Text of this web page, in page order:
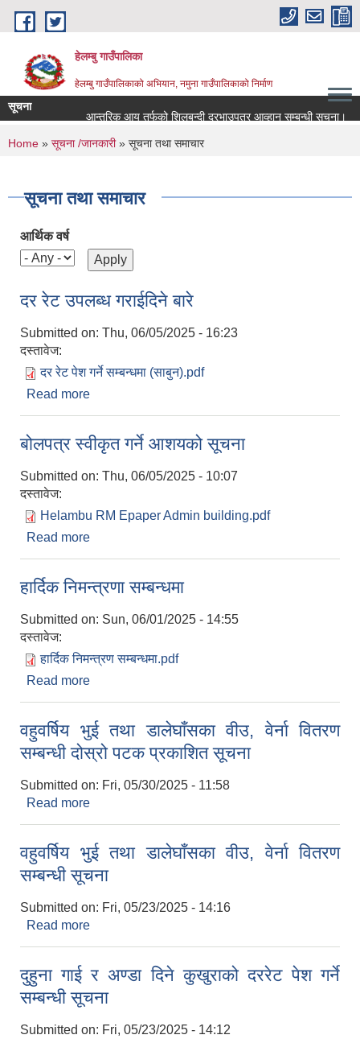
Skip to main content
हेलम्बु गाउँपालिका
हेलम्बु गाउँपालिकाको अभियान, नमुना गाउँपालिकाको निर्माण
सूचना
आन्तरिक आय तर्फको शिलबन्दी दरभाउपत्र आव्हान सम्बन्धी सूचना।
You are here
Home » सूचना /जानकारी» सूचना तथा समाचार
सूचना तथा समाचार
आर्थिक वर्ष
दर रेट उपलब्ध गराईदिने बारे
Submitted on: Thu, 06/05/2025 - 16:23
दस्तावेज:
दर रेट पेश गर्ने सम्बन्धमा (साबुन).pdf
Read more
बोलपत्र स्वीकृत गर्ने आशयको सूचना
Submitted on: Thu, 06/05/2025 - 10:07
दस्तावेज:
Helambu RM Epaper Admin building.pdf
Read more
हार्दिक निमन्त्रणा सम्बन्धमा
Submitted on: Sun, 06/01/2025 - 14:55
दस्तावेज:
हार्दिक निमन्त्रण सम्बन्धमा.pdf
Read more
वहुवर्षिय भुई तथा डालेघाँसका वीउ, वेर्ना वितरण
सम्बन्धी दोस्रो पटक प्रकाशित सूचना
Submitted on: Fri, 05/30/2025 - 11:58
Read more
वहुवर्षिय भुई तथा डालेघाँसका वीउ, वेर्ना वितरण
सम्बन्धी सूचना
Submitted on: Fri, 05/23/2025 - 14:16
Read more
दुहुना गाई र अण्डा दिने कुखुराको दररेट पेश गर्ने
सम्बन्धी सूचना
Submitted on: Fri, 05/23/2025 - 14:12